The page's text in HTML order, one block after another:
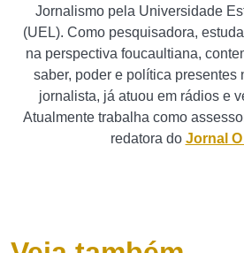
Jornalismo pela Universidade
(UEL). Como pesquisadora,
na perspectiva foucaultiana,
saber, poder e política presentes
jornalista, já atuou em rádios e
Atualmente trabalha como
redatora do Jornal